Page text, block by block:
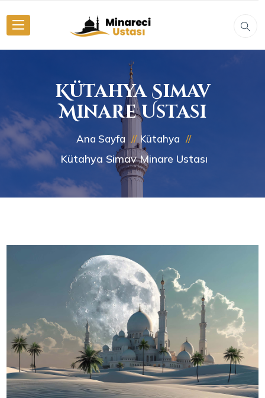
Kütahya Simav
Minare Ustası
Ana Sayfa Kütahya
Kütahya Simav Minare Ustası